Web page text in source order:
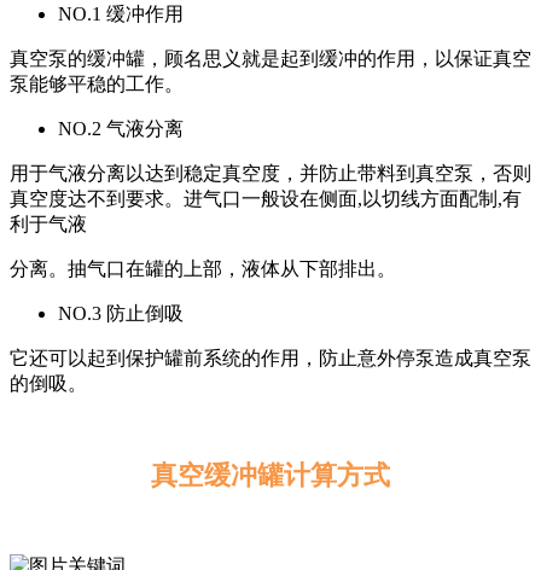
NO.1 缓冲作用
真空泵的缓冲罐，顾名思义就是起到缓冲的作用，以保证真空
泵能够平稳的工作。
NO.2 气液分离
用于气液分离以达到稳定真空度，并防止带料到真空泵，否则
真空度达不到要求。进气口一般设在侧面,以切线方面配制,有
利于气液
分离。抽气口在罐的上部，液体从下部排出。
NO.3 防止倒吸
它还可以起到保护罐前系统的作用，防止意外停泵造成真空泵
的倒吸。
真空缓冲罐计算方式